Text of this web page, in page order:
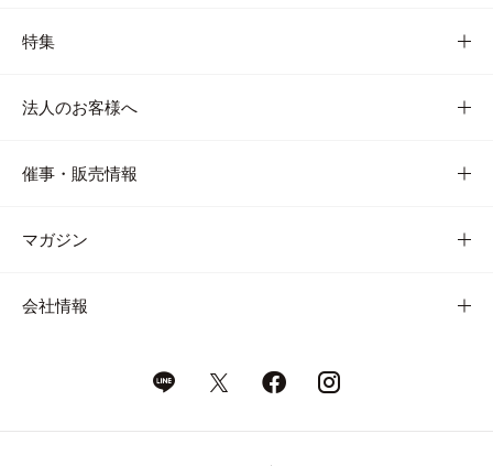
特集
法人のお客様へ
催事・販売情報
マガジン
会社情報